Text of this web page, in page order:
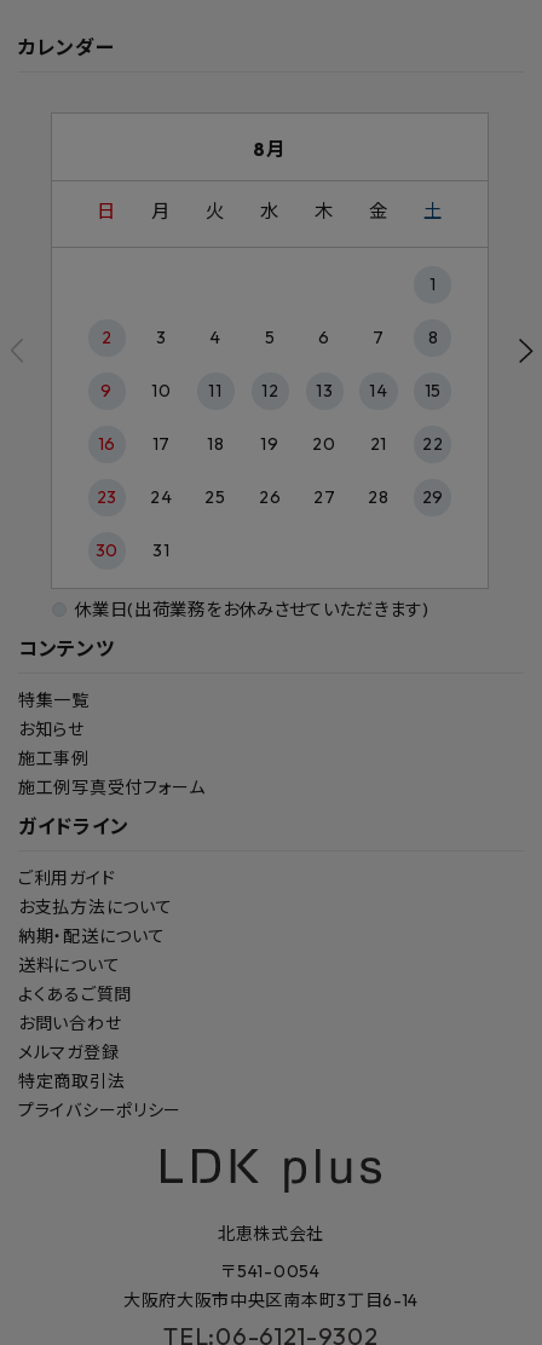
コンテンツ
特集一覧
お知らせ
施工事例
施工例写真受付フォーム
ガイドライン
ご利用ガイド
お支払方法について
納期・配送について
送料について
よくあるご質問
お問い合わせ
メルマガ登録
特定商取引法
プライバシーポリシー
カレンダー
8月
日 月 火 水 木 金 土
1
2 3 4 5 6 7 8
9 10 11 12 13 14 15
16 17 18 19 20 21 22
23 24 25 26 27 28 29
30 31
休業日(出荷業務をお休みさせていただきます)
北恵株式会社
〒541-0054
大阪府大阪市中央区南本町3丁目6-14
TEL:06-6121-9302